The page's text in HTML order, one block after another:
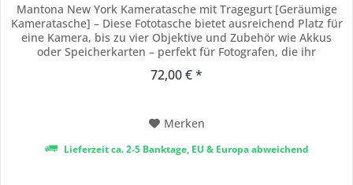
Mantona New York Kameratasche mit Tragegurt [Geräumige
Kameratasche] – Diese Fototasche bietet ausreichend Platz für
eine Kamera, bis zu vier Objektive und Zubehör wie Akkus
oder Speicherkarten – perfekt für Fotografen, die ihr
Innenaufteilung für individuelle Anpassungsmöglichkeiten
72,00 € *
Merken
Lieferzeit ca. 2-5 Banktage, EU & Europa abweichend